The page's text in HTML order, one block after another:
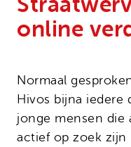
online
Normaal
Hivos bijna iedere
jonge mensen die
actief op zoek zijn
Noodfonds voor
Onze successen
Jaarverslag
Contact